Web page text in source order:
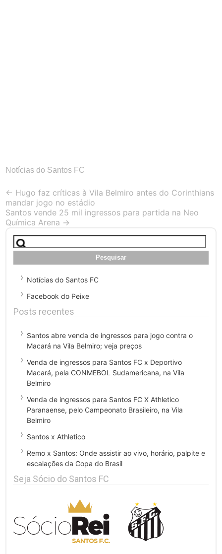
Notícias do Santos FC
Post
navigation
← Hugo faz críticas à Vila Belmiro antes do Corinthians
mandar jogo no estádio
Santos vende 25 mil ingressos para partida na Neo
Química Arena →
Pesquisar
por:
Notícias do Santos FC
Facebook do Peixe
Posts recentes
Santos abre venda de ingressos para jogo contra o
Macará na Vila Belmiro; veja preços
Venda de ingressos para Santos FC x Deportivo
Macará, pela CONMEBOL Sudamericana, na Vila
Belmiro
Venda de ingressos para Santos FC X Athletico
Paranaense, pelo Campeonato Brasileiro, na Vila
Belmiro
Santos x Athletico
Remo x Santos: Onde assistir ao vivo, horário, palpite e
escalações da Copa do Brasil
Seja Sócio do Santos FC